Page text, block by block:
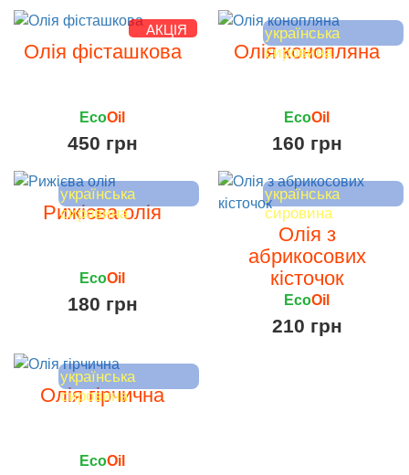
АКЦІЯ
Олія фісташкова
EcoOil
450 грн
українська
сировина
Олія конопляна
EcoOil
160 грн
українська
сировина
Рижієва олія
EcoOil
180 грн
українська
сировина
Олія з
абрикосових
кісточок
EcoOil
210 грн
українська
сировина
Олія гірчична
EcoOil